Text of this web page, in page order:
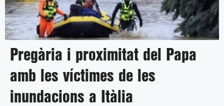
Pregària i proximitat del Papa
amb les víctimes de les
inundacions a Itàlia